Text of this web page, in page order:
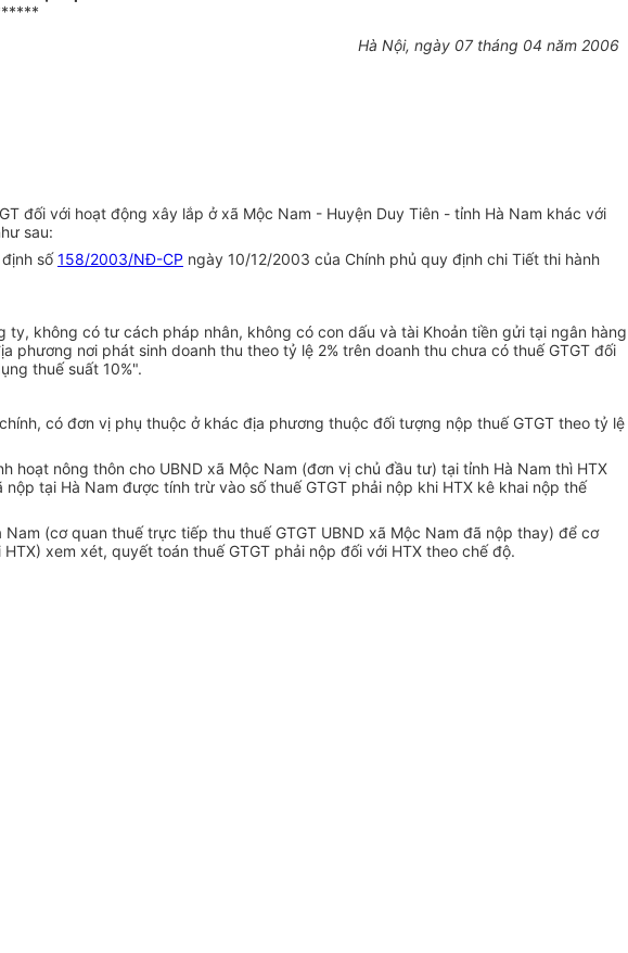
Hà Nội, ngày 07 tháng 04 năm 2006
đối với hoạt động xây lắp ở xã Mộc Nam - Huyện Duy Tiên - tỉnh Hà Nam khác với
sau:
số158/2003/NĐ-CP ngày 10/12/2003 của Chính phủ quy định chi Tiết thi hành
không có tư cách pháp nhân, không có con dấu và tài Khoản tiền gửi tại ngân hàng
nơi phát sinh doanh thu theo tỷ lệ 2% trên doanh thu chưa có thuế GTGT đối
thuế suất 10%".
có đơn vị phụ thuộc ở khác địa phương thuộc đối tượng nộp thuế GTGT theo tỷ lệ
nông thôn cho UBND xã Mộc Nam (đơn vị chủ đầu tư) tại tỉnh Hà Nam thì HTX
tại Hà Nam được tính trừ vào số thuế GTGT phải nộp khi HTX kê khai nộp thế
(cơ quan thuế trực tiếp thu thuế GTGT UBND xã Mộc Nam đã nộp thay) để cơ
xem xét, quyết toán thuế GTGT phải nộp đối với HTX theo chế độ.